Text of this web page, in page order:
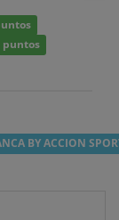
puntos
BY ACCION